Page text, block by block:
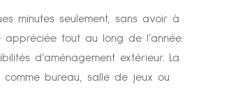
minutes seulement, sans avoir à
tout au long de l’année.
d’aménagement extérieur. La
comme bureau, salle de jeux ou